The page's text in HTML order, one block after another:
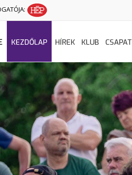
KEZDŐLAP HÍREK KLUB CSAPAT